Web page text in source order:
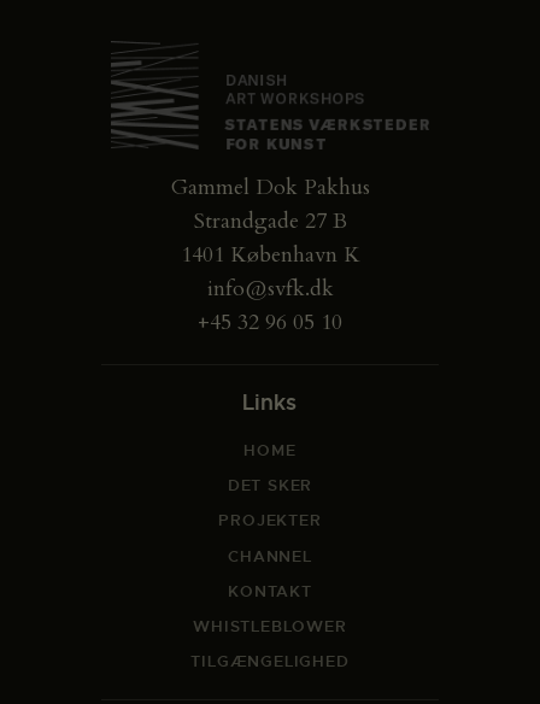
Gammel Dok Pakhus
Strandgade 27 B
1401 København K
info@svfk.dk
+45 32 96 05 10
Links
HOME
DET SKER
PROJEKTER
CHANNEL
KONTAKT
WHISTLEBLOWER
TILGÆNGELIGHED